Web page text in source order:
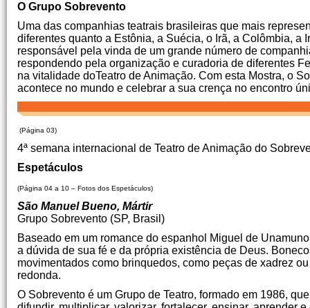
O Grupo Sobrevento
Uma das companhias teatrais brasileiras que mais
diferentes quanto a Estônia, a Suécia, o Irã, a Colômbia, a
responsável pela vinda de um grande número de
respondendo pela organização e curadoria de diferentes
na vitalidade doTeatro de Animação. Com esta Mostra, o
acontece no mundo e celebrar a sua crença no encontro
(Página 03)
4ª semana internacional de Teatro de Animação do
Espetáculos
(Página 04 a 10 – Fotos dos Espetáculos)
São Manuel Bueno, Mártir
Grupo Sobrevento (SP, Brasil)
Baseado em um romance do espanhol Miguel de
a dúvida de sua fé e da própria existência de Deus.
movimentados como brinquedos, como peças de xadrez
redonda.
O Sobrevento é um Grupo de Teatro, formado em 1986,